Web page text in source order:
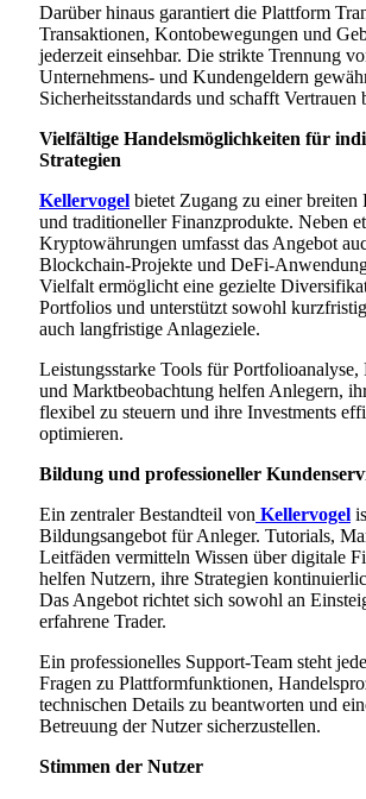
Darüber hinaus garantiert die Plattform
Transaktionen, Kontobewegungen und
jederzeit einsehbar. Die strikte Trennung
Unternehmens- und Kundengeldern
Sicherheitsstandards und schafft Vertrauen
Vielfältige Handelsmöglichkeiten für
Strategien
Kellervogel bietet Zugang zu einer breiten
und traditioneller Finanzprodukte. Neben
Kryptowährungen umfasst das Angebot
Blockchain-Projekte und DeFi-
Vielfalt ermöglicht eine gezielte
Portfolios und unterstützt sowohl
auch langfristige Anlageziele.
Leistungsstarke Tools für
und Marktbeobachtung helfen Anlegern,
flexibel zu steuern und ihre Investments
optimieren.
Bildung und professioneller
Ein zentraler Bestandteil von Kellervogel
Bildungsangebot für Anleger. Tutorials,
Leitfäden vermitteln Wissen über digitale
helfen Nutzern, ihre Strategien
Das Angebot richtet sich sowohl an
erfahrene Trader.
Ein professionelles Support-Team steht
Fragen zu Plattformfunktionen,
technischen Details zu beantworten und
Betreuung der Nutzer sicherzustellen.
Stimmen der Nutzer